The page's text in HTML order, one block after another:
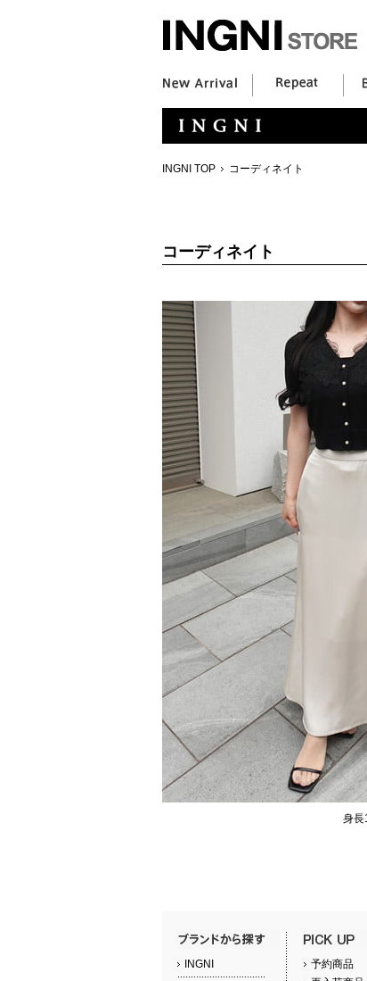
INGNI TOP コーディネイト
コーディネイト
身長
INGNI
予約商品